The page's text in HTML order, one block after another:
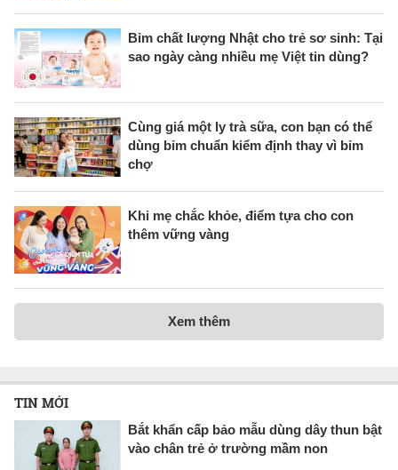
Bỉm chất lượng Nhật cho trẻ sơ sinh: Tại
sao ngày càng nhiều mẹ Việt tin dùng?
Cùng giá một ly trà sữa, con bạn có thể
dùng bỉm chuẩn kiểm định thay vì bỉm
chợ
Khi mẹ chắc khỏe, điểm tựa cho con
thêm vững vàng
Xem thêm
TIN MỚI
Bắt khẩn cấp bảo mẫu dùng dây thun bật
vào chân trẻ ở trường mầm non